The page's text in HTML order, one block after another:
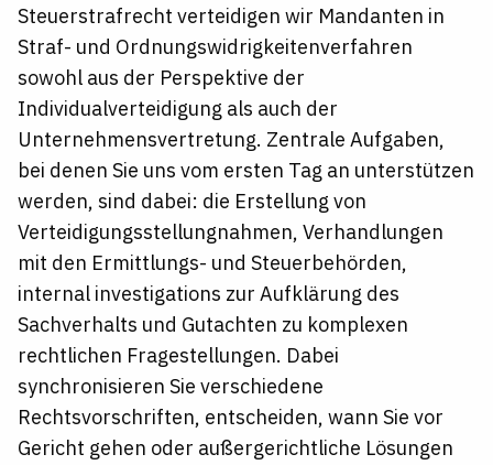
Steuerstrafrecht verteidigen wir Mandanten in
Straf- und Ordnungswidrigkeitenverfahren
sowohl aus der Perspektive der
Individualverteidigung als auch der
Unternehmensvertretung. Zentrale Aufgaben,
bei denen Sie uns vom ersten Tag an unterstützen
werden, sind dabei: die Erstellung von
Verteidigungsstellungnahmen, Verhandlungen
mit den Ermittlungs- und Steuerbehörden,
internal investigations zur Aufklärung des
Sachverhalts und Gutachten zu komplexen
rechtlichen Fragestellungen. Dabei
synchronisieren Sie verschiedene
Rechtsvorschriften, entscheiden, wann Sie vor
Gericht gehen oder außergerichtliche Lösungen